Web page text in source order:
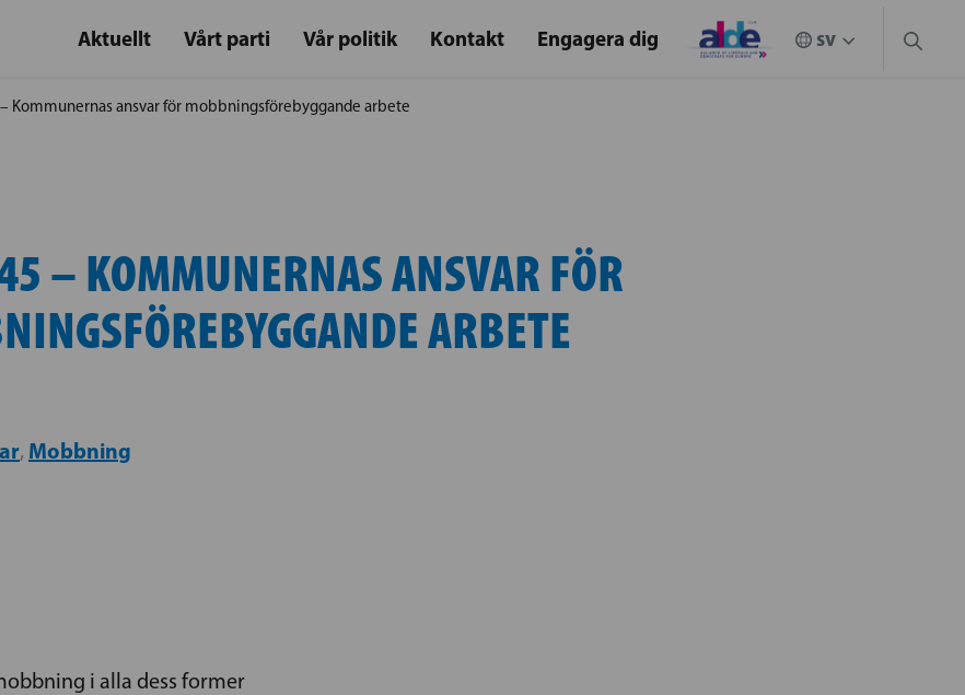
Aktuellt Vårt parti Vår politik Kontakt Engagera dig
Kommunernas ansvar för mobbningsförebyggande arbete
– KOMMUNERNAS ANSVAR FÖR
ARBETE
, Mobbning
i alla dess former